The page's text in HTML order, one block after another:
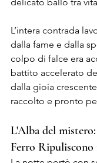
L’intera contrada
dalla fame e dalla
colpo di falce era
battito accelerato
dalla gioia
raccolto e pronto
L'Alba del
Ferro